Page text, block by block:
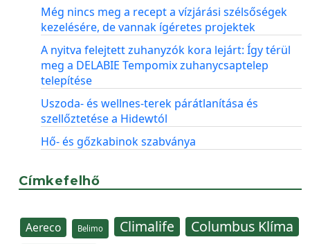
Még nincs meg a recept a vízjárási szélsőségek
kezelésére, de vannak ígéretes projektek
A nyitva felejtett zuhanyzók kora lejárt: Így térül
meg a DELABIE Tempomix zuhanycsaptelep
telepítése
Uszoda- és wellnes-terek párátlanítása és
szellőztetése a Hidewtól
Hő- és gőzkabinok szabványa
Címkefelhő
Aereco Belimo Climalife Columbus Klíma